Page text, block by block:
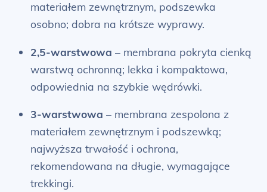
materiałem zewnętrznym, podszewka
osobno; dobra na krótsze wyprawy.
2,5-warstwowa – membrana pokryta cienką
warstwą ochronną; lekka i kompaktowa,
odpowiednia na szybkie wędrówki.
3-warstwowa – membrana zespolona z
materiałem zewnętrznym i podszewką;
najwyższa trwałość i ochrona,
rekomendowana na długie, wymagające
trekkingi.